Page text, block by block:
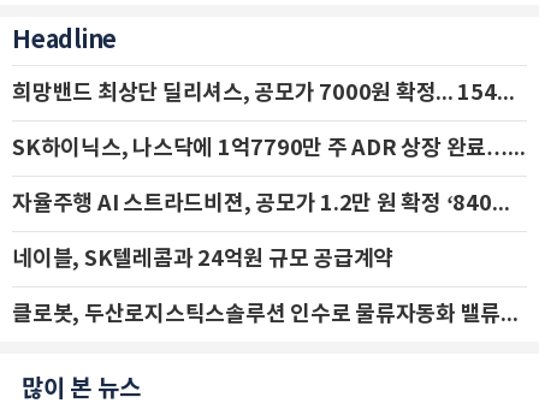
Headline
희망밴드 최상단 딜리셔스, 공모가 7000원 확정... 154억 규모 IPO 돌입
SK하이닉스, 나스닥에 1억7790만 주 ADR 상장 완료…29일 국내 추가 상장
자율주행 AI 스트라드비젼, 공모가 1.2만 원 확정 ‘840억 수혈’
네이블, SK텔레콤과 24억원 규모 공급계약
클로봇, 두산로지스틱스솔루션 인수로 물류자동화 밸류체인 확장 추진 - IBK투자증권
많이 본 뉴스